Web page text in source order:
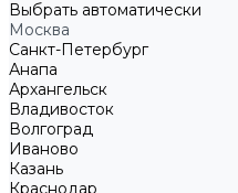
Выбрать автоматически
Москва
Санкт-Петербург
Анапа
Архангельск
Владивосток
Волгоград
Иваново
Казань
Краснодар